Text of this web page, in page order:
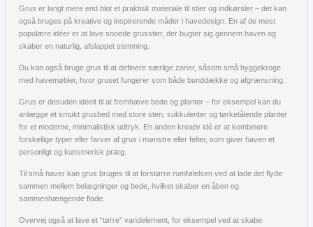
Grus er langt mere end blot et praktisk materiale til stier og indkørsler – det kan
også bruges på kreative og inspirerende måder i havedesign. En af de mest
populære idéer er at lave snoede grusstier, der bugter sig gennem haven og
skaber en naturlig, afslappet stemning.
Du kan også bruge grus til at definere særlige zoner, såsom små hyggekroge
med havemøbler, hvor gruset fungerer som både bunddække og afgrænsning.
Grus er desuden ideelt til at fremhæve bede og planter – for eksempel kan du
anlægge et smukt grusbed med store sten, sukkulenter og tørketålende planter
for et moderne, minimalistisk udtryk. En anden kreativ idé er at kombinere
forskellige typer eller farver af grus i mønstre eller felter, som giver haven et
personligt og kunstnerisk præg.
Til små haver kan grus bruges til at forstørre rumfølelsen ved at lade det flyde
sammen mellem belægninger og bede, hvilket skaber en åben og
sammenhængende flade.
Overvej også at lave et “tørre” vandelement, for eksempel ved at skabe